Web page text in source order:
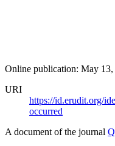
Online publication: May 13,
URI
https://id.erudit.org/
occurred
A document of the journal